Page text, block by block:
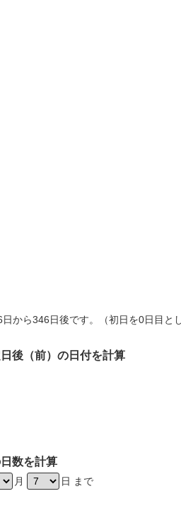
から346日後です。（初日を0日目とし
後（前）の日付を計算
数を計算
月 日 まで